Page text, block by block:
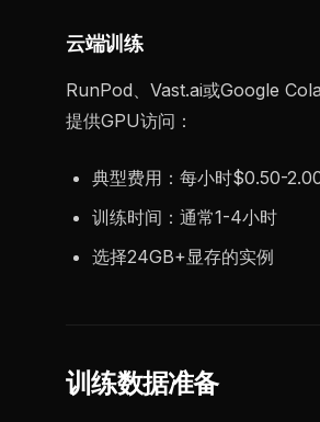
云端训练
RunPod、Vast.ai或Google
提供GPU访问：
典型费用：每小时$0.50-
训练时间：通常1-4小时
选择24GB+显存的实例
训练数据准备